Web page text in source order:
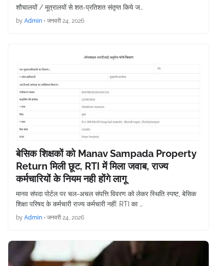
शौचालयों / मूत्रालयों से शत-प्रतिशत संतृप्त किये ज…
by Admin • जनवरी 24, 2026
बेसिक शिक्षकों को Manav Sampada Property
Return मिली छूट, RTI में मिला जवाब, राज्य
कर्मचारियों के नियम नही होंगे लागू
मानव संपदा पोर्टल पर चल-अचल संपत्ति विवरण को लेकर स्थिति स्पष्ट, बेसिक
शिक्षा परिषद के कर्मचारी राज्य कर्मचारी नहीं: RTI का …
by Admin • जनवरी 24, 2026